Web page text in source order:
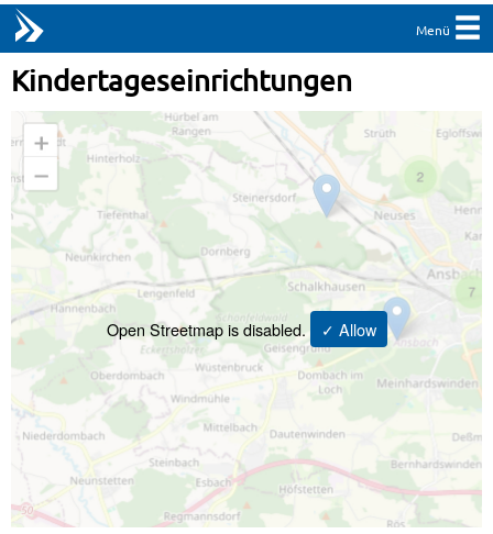
Menü
Kindertageseinrichtungen
Open Streetmap is disabled. ✓ Allow